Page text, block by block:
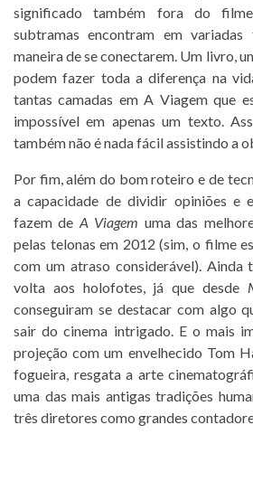
significado também fora do
subtramas encontram em
maneira de se conectarem. Um livro,
podem fazer toda a diferença na
tantas camadas em A Viagem que
impossível em apenas um texto.
também não é nada fácil assistindo a
Por fim, além do bom roteiro e de
a capacidade de dividir opiniões e
fazem de A Viagem uma das
pelas telonas em 2012 (sim, o filme
com um atraso considerável). Ainda
volta aos holofotes, já que desde
conseguiram se destacar com algo
sair do cinema intrigado. E o mais
projeção com um envelhecido Tom
fogueira, resgata a arte
uma das mais antigas tradições
três diretores como grandes